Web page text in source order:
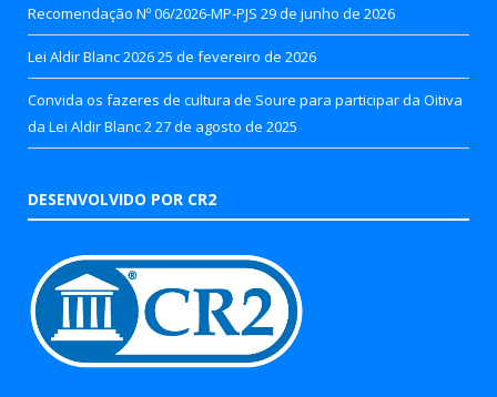
Recomendação Nº 06/2026-MP-PJS 29 de junho de 2026
Lei Aldir Blanc 202625 de fevereiro de 2026
Convida os fazeres de cultura de Soure para participar da Oitiva
da Lei Aldir Blanc 227 de agosto de 2025
DESENVOLVIDO POR CR2